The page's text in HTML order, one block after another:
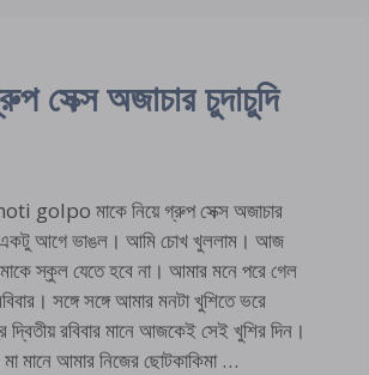
অজাচার চুদাচুদি
golpo মাকে নিয়ে গ্রুপ সেক্স অজাচার
একটু আগে ভাঙল। আমি চোখ খুললাম। আজ
স্কুল যেতে হবে না। আমার মনে পরে গেল
সঙ্গে সঙ্গে আমার মনটা খুশিতে ভরে
রবিবার মানে আজকেই সেই খুশির দিন।
মানে আমার নিজের ছোটকাকিমা …